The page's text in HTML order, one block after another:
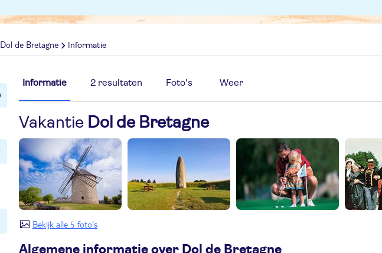
Dol de Bretagne Informatie
Informatie 2 resultaten Foto's Weer
Vakantie Dol de Bretagne
Bekijk alle 5 foto's
Algemene informatie over Dol de Bretagne